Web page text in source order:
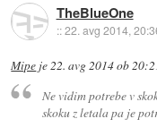
TheBlueOne
::22. avg 2014,
Mipe je22. avg 2014 ob
Ne vidim potrebe v
skoku z letala pa je